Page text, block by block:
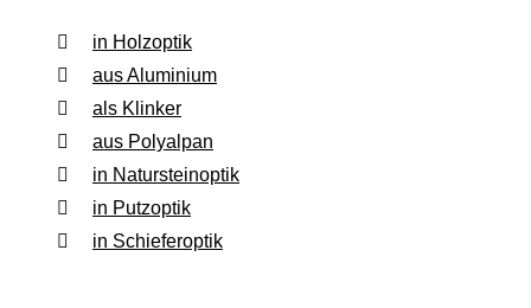
in Holzoptik
aus Aluminium
als Klinker
aus Polyalpan
in Natursteinoptik
in Putzoptik
in Schieferoptik